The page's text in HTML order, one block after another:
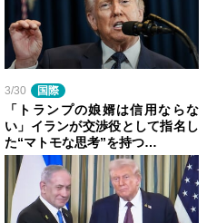
3/30 国際
「トランプの娘婿は信用ならな
い」イランが交渉役として指名し
た“マトモな思考”を持つ…